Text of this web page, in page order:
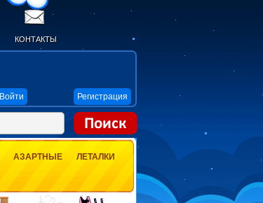
КОНТАКТЫ
Войти Регистрация
АЗАРТНЫЕ
ЛЕТАЛКИ